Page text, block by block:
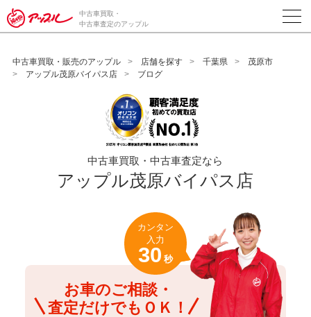
/*ABテスト_新規査定フォームの為のCVボタン*/
中古車買取・
中古車査定のアップル
中古車買取・販売のアップル 店舗を探す 千葉県
茂原市
アップル茂原バイパス店
ブログ
中古車買取・中古車査定なら
アップル茂原バイパス店
お車のご相談・
査定だけでもＯＫ！
カンタン
入力
30 秒